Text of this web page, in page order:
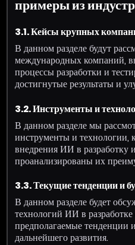
примеры из
3.1. Кейсы крупных
В данном разделе будут
международных компаний,
процессы разработки и
достигнутые результаты и
3.2. Инструменты и
В данном разделе мы
инструменты и технологии,
внедрения ИИ в разработку
проанализированы их
3.3. Текущие тенденции и
В данном разделе будет
технологий ИИ в
предполагаемые
дальнейшего развития.